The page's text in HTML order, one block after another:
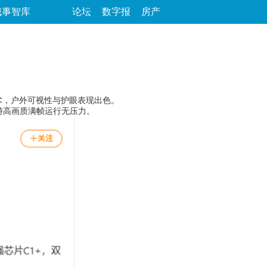
事智库 论坛 数字报 房产
外可视性与护眼表现出色。
画质满帧运行无压力。